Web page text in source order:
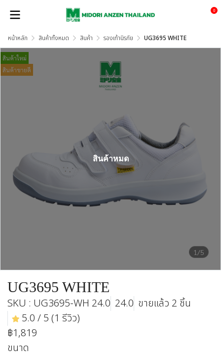
0
หน้าหลัก สินค้าทั้งหมด สินค้า รองเท้านิรภัย UG3695 WHITE
1/5
สินค้าใหม่
สินค้าขายดี
สินค้าหมด
UG3695 WHITE
SKU : UG3695-WH 24.0 24.0 ขายแล้ว 2 ชิ้น
5.0 / 5 (1 รีวิว)
฿1,819
ขนาด